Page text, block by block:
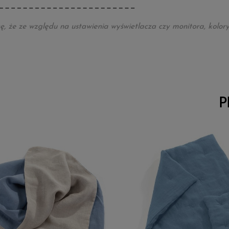
że ze względu na ustawienia wyświetlacza czy monitora,